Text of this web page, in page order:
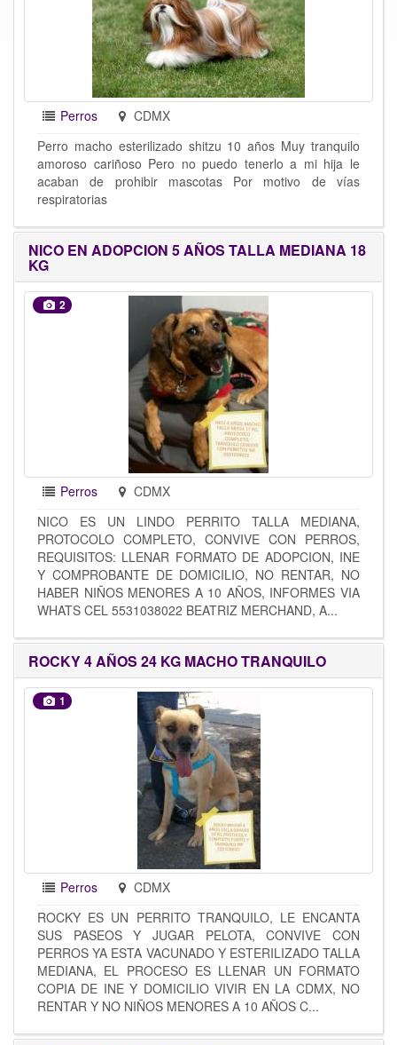
Perros
CDMX
Perro macho esterilizado shitzu 10 años Muy tranquilo
amoroso cariñoso Pero no puedo tenerlo a mi hija le
acaban de prohibir mascotas Por motivo de vías
respiratorias
NICO EN ADOPCION 5 AÑOS TALLA MEDIANA 18
KG
2
Perros
CDMX
NICO ES UN LINDO PERRITO TALLA MEDIANA,
PROTOCOLO COMPLETO, CONVIVE CON PERROS,
REQUISITOS: LLENAR FORMATO DE ADOPCION, INE
Y COMPROBANTE DE DOMICILIO, NO RENTAR, NO
HABER NIÑOS MENORES A 10 AÑOS, INFORMES VIA
WHATS CEL 5531038022 BEATRIZ MERCHAND, A...
ROCKY 4 AÑOS 24 KG MACHO TRANQUILO
1
Perros
CDMX
ROCKY ES UN PERRITO TRANQUILO, LE ENCANTA
SUS PASEOS Y JUGAR PELOTA, CONVIVE CON
PERROS YA ESTA VACUNADO Y ESTERILIZADO TALLA
MEDIANA, EL PROCESO ES LLENAR UN FORMATO
COPIA DE INE Y DOMICILIO VIVIR EN LA CDMX, NO
RENTAR Y NO NIÑOS MENORES A 10 AÑOS C...